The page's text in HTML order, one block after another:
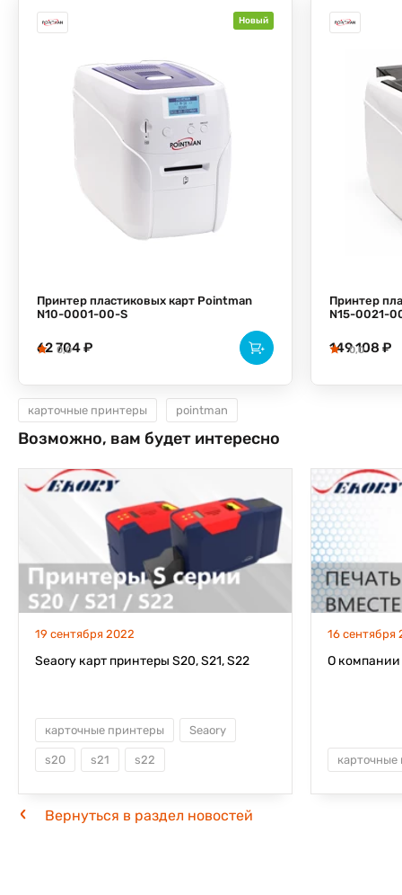
Новый
0,0
Принтер пластиковых карт Pointman
N10-0001-00-S
62 704 ₽ 0,0
Принтер
N15-0021-
149 108 ₽
карточные принтеры pointman
Возможно, вам будет интересно
19 сентября 2022
Seaory карт принтеры S20, S21, S22
карточные принтеры Seaory
s20 s21 s22
16 сентября
О компании
Вернуться в раздел новостей